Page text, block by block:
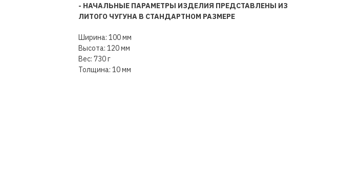
- НАЧАЛЬНЫЕ ПАРАМЕТРЫ ИЗДЕЛИЯ ПРЕДСТАВЛЕНЫ ИЗ
ЛИТОГО ЧУГУНА В СТАНДАРТНОМ РАЗМЕРЕ
Ширина: 100 мм
Высота: 120 мм
Вес: 730 г
Толщина: 10 мм